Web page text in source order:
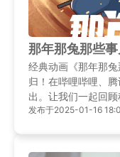
那年那兔那些
经典动画《那年那
归！在哔哩哔哩、
出。让我们一起回
程。
发布于2025-01-16